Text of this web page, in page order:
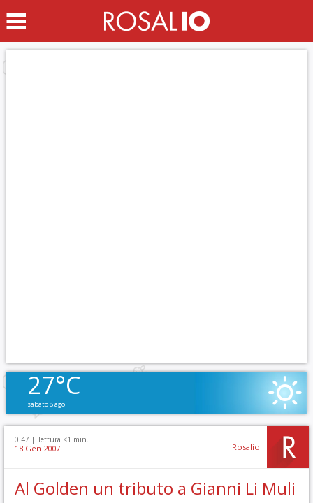
27°C
sabato 8 ago
0:47 | lettura <1 min.
18 Gen 2007 Rosalio
Al Golden un tributo a Gianni Li Muli